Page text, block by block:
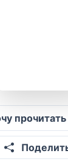
прочитать